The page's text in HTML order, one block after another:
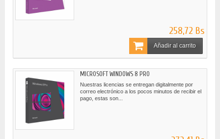
258,72 Bs
Añadir al carrito
MICROSOFT WINDOWS 8 PRO
Nuestras licencias se entregan digitalmente por
correo electrónico a los pocos minutos de recibir el
pago, estas son...